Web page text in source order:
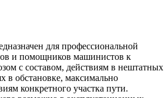
для профессиональной
и помощников машинистов к
с составом, действиям в нештатных
в обстановке, максимально
конкретного участка пути.